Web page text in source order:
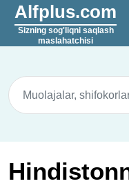
Alfplus.com
Sizning sog'liqni saqlash
maslahatchisi